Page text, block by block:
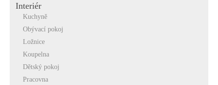
Interiér
Kuchyně
Obývací pokoj
Ložnice
Koupelna
Dětský pokoj
Pracovna